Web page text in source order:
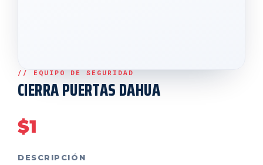
CIERRA PUERTAS DAHUA
$1
DESCRIPCIÓN